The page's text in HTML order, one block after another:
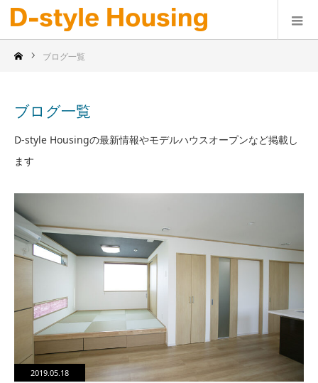
ブログ一覧
ブログ一覧
D-style Housingの最新情報やモデルハウスオープンなど掲載し
ます
2019.05.18